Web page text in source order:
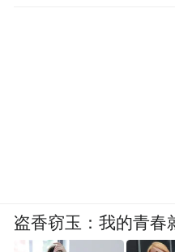
盗香窃玉：我的青春